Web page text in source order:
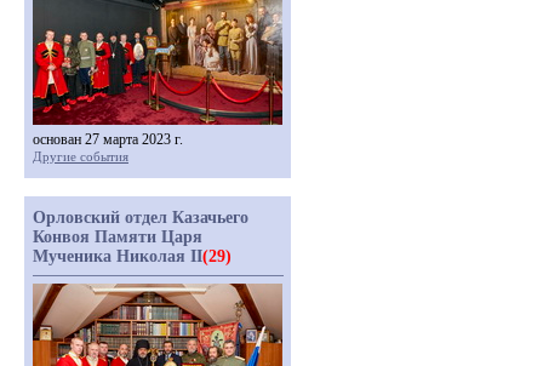
основан 27 марта 2023 г.
Другие события
Орловский отдел Казачьего
Конвоя Памяти Царя
Мученика Николая II(29)